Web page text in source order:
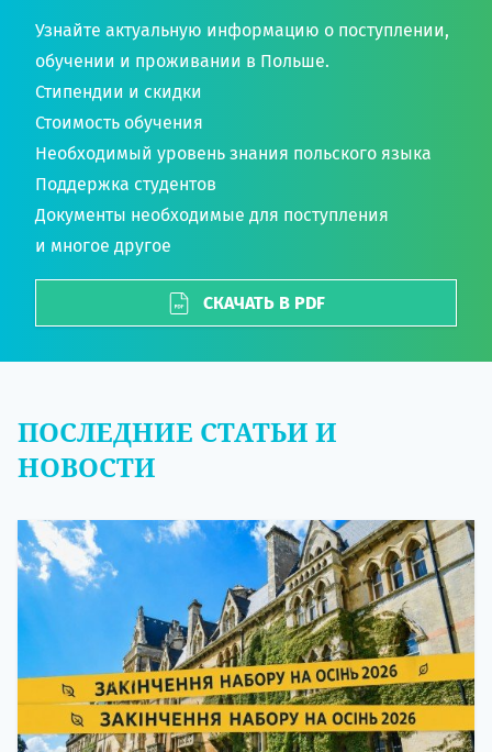
Узнайте актуальную информацию о поступлении,
обучении и проживании в Польше.
Стипендии и скидки
Стоимость обучения
Необходимый уровень знания польского языка
Поддержка студентов
Документы необходимые для поступления
и многое другое
СКАЧАТЬ В PDF
ПОСЛЕДНИЕ СТАТЬИ И
НОВОСТИ